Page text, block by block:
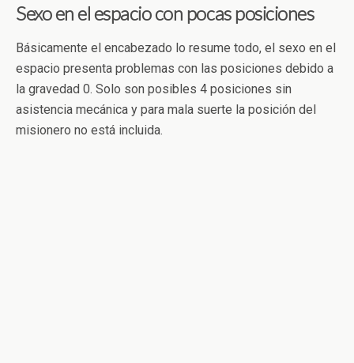
Sexo en el espacio con pocas posiciones
Básicamente el encabezado lo resume todo, el sexo en el
espacio presenta problemas con las posiciones debido a
la gravedad 0. Solo son posibles 4 posiciones sin
asistencia mecánica y para mala suerte la posición del
misionero no está incluida.